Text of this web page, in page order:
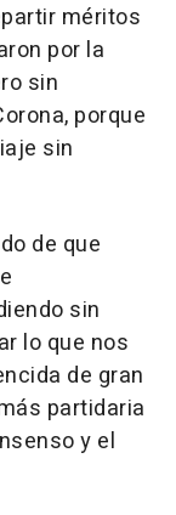
méritos
por la
sin
porque
sin
de que
sin
lo que nos
de gran
partidaria
y el